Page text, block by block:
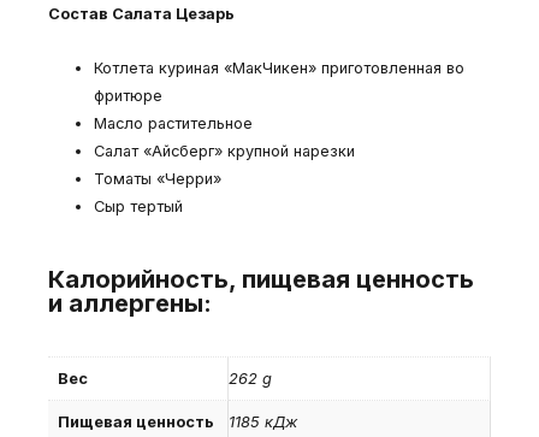
Состав Салата Цезарь
Котлета куриная «МакЧикен» приготовленная во
фритюре
Масло растительное
Салат «Айсберг» крупной нарезки
Томаты «Черри»
Сыр тертый
Калорийность, пищевая ценность
и аллергены:
Вес 262 g
Пищевая ценность 1185 кДж